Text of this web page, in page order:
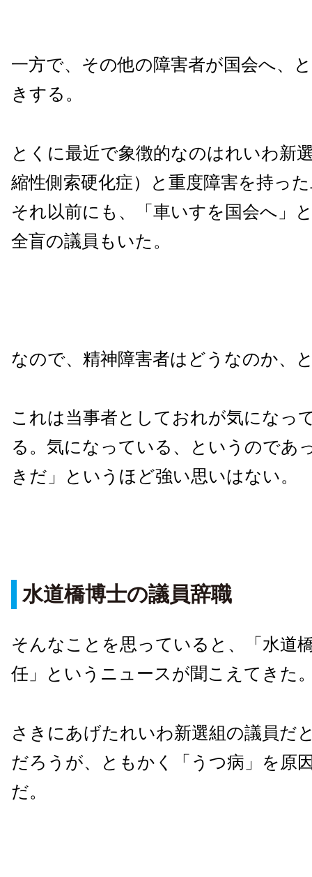
一方で、その他の障害者が国会へ、
きする。
とくに最近で象徴的なのはれいわ新
縮性側索硬化症）と重度障害を持っ
それ以前にも、「車いすを国会へ」
全盲の議員もいた。
なので、精神障害者はどうなのか、
これは当事者としておれが気になっ
る。気になっている、というのであ
きだ」というほど強い思いはない。
水道橋博士の議員辞職
そんなことを思っていると、「水道
任」というニュースが聞こえてきた
さきにあげたれいわ新選組の議員だ
だろうが、ともかく「うつ病」を原
だ。